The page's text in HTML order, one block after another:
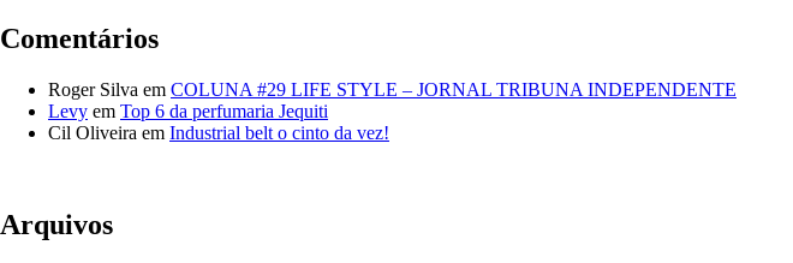
Comentários
Roger Silva em COLUNA #29 LIFE STYLE – JORNAL TRIBUNA INDEPENDENTE
Levy em Top 6 da perfumaria Jequiti
Cil Oliveira em Industrial belt o cinto da vez!
Arquivos